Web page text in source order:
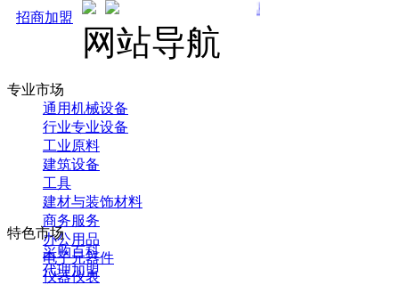
招商加盟
马可直通车开启预售！全新推
网站导航
专业市场
通用机械设备
行业专业设备
工业原料
建筑设备
工具
建材与装饰材料
商务服务
办公用品
电子元器件
仪器仪表
特色市场
采购百科
代理加盟